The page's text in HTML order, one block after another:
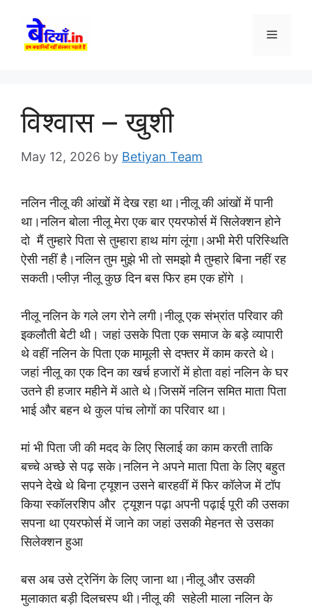
content
Menu
विश्वास – खुशी
May 12, 2026 by Betiyan Team
नलिन नीलू की आंखों में देख रहा था।नीलू की आंखों में पानी
था।नलिन बोला नीलू मेरा एक बार एयरफोर्स में सिलेक्शन होने
दो मैं तुम्हारे पिता से तुम्हारा हाथ मांग लूंगा।अभी मेरी परिस्थिति
ऐसी नहीं है।नलिन तुम मुझे भी तो समझो मै तुम्हारे बिना नहीं रह
सकती।प्लीज़ नीलू कुछ दिन बस फिर हम एक होंगे ।
नीलू नलिन के गले लग रोने लगी।नीलू एक संभ्रांत परिवार की
इकलौती बेटी थी। जहां उसके पिता एक समाज के बड़े व्यापारी
थे वहीं नलिन के पिता एक मामूली से दफ्तर में काम करते थे।
जहां नीलू का एक दिन का खर्च हजारों में होता वहां नलिन के घर
उतने ही हजार महीने में आते थे।जिसमें नलिन समित माता पिता
भाई और बहन थे कुल पांच लोगों का परिवार था।
मां भी पिता जी की मदद के लिए सिलाई का काम करती ताकि
बच्चे अच्छे से पढ़ सके।नलिन ने अपने माता पिता के लिए बहुत
सपने देखे थे बिना ट्यूशन उसने बारहवीं में फिर कॉलेज में टॉप
किया स्कॉलरशिप और ट्यूशन पढ़ा अपनी पढ़ाई पूरी की उसका
सपना था एयरफोर्स में जाने का जहां उसकी मेहनत से उसका
सिलेक्शन हुआ
बस अब उसे ट्रेनिंग के लिए जाना था।नीलू और उसकी
मुलाकात बड़ी दिलचस्प थी।नीलू की सहेली माला नलिन के